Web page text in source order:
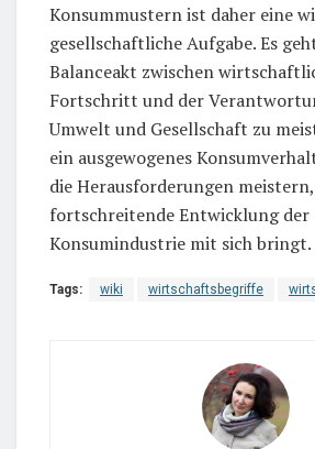
Konsummustern ist daher eine
gesellschaftliche Aufgabe. Es
Balanceakt zwischen
Fortschritt und der
Umwelt und Gesellschaft zu
ein ausgewogenes
die Herausforderungen
fortschreitende Entwicklung der
Konsumindustrie mit sich bringt.
Tags: wiki wirtschaftsbegriffe